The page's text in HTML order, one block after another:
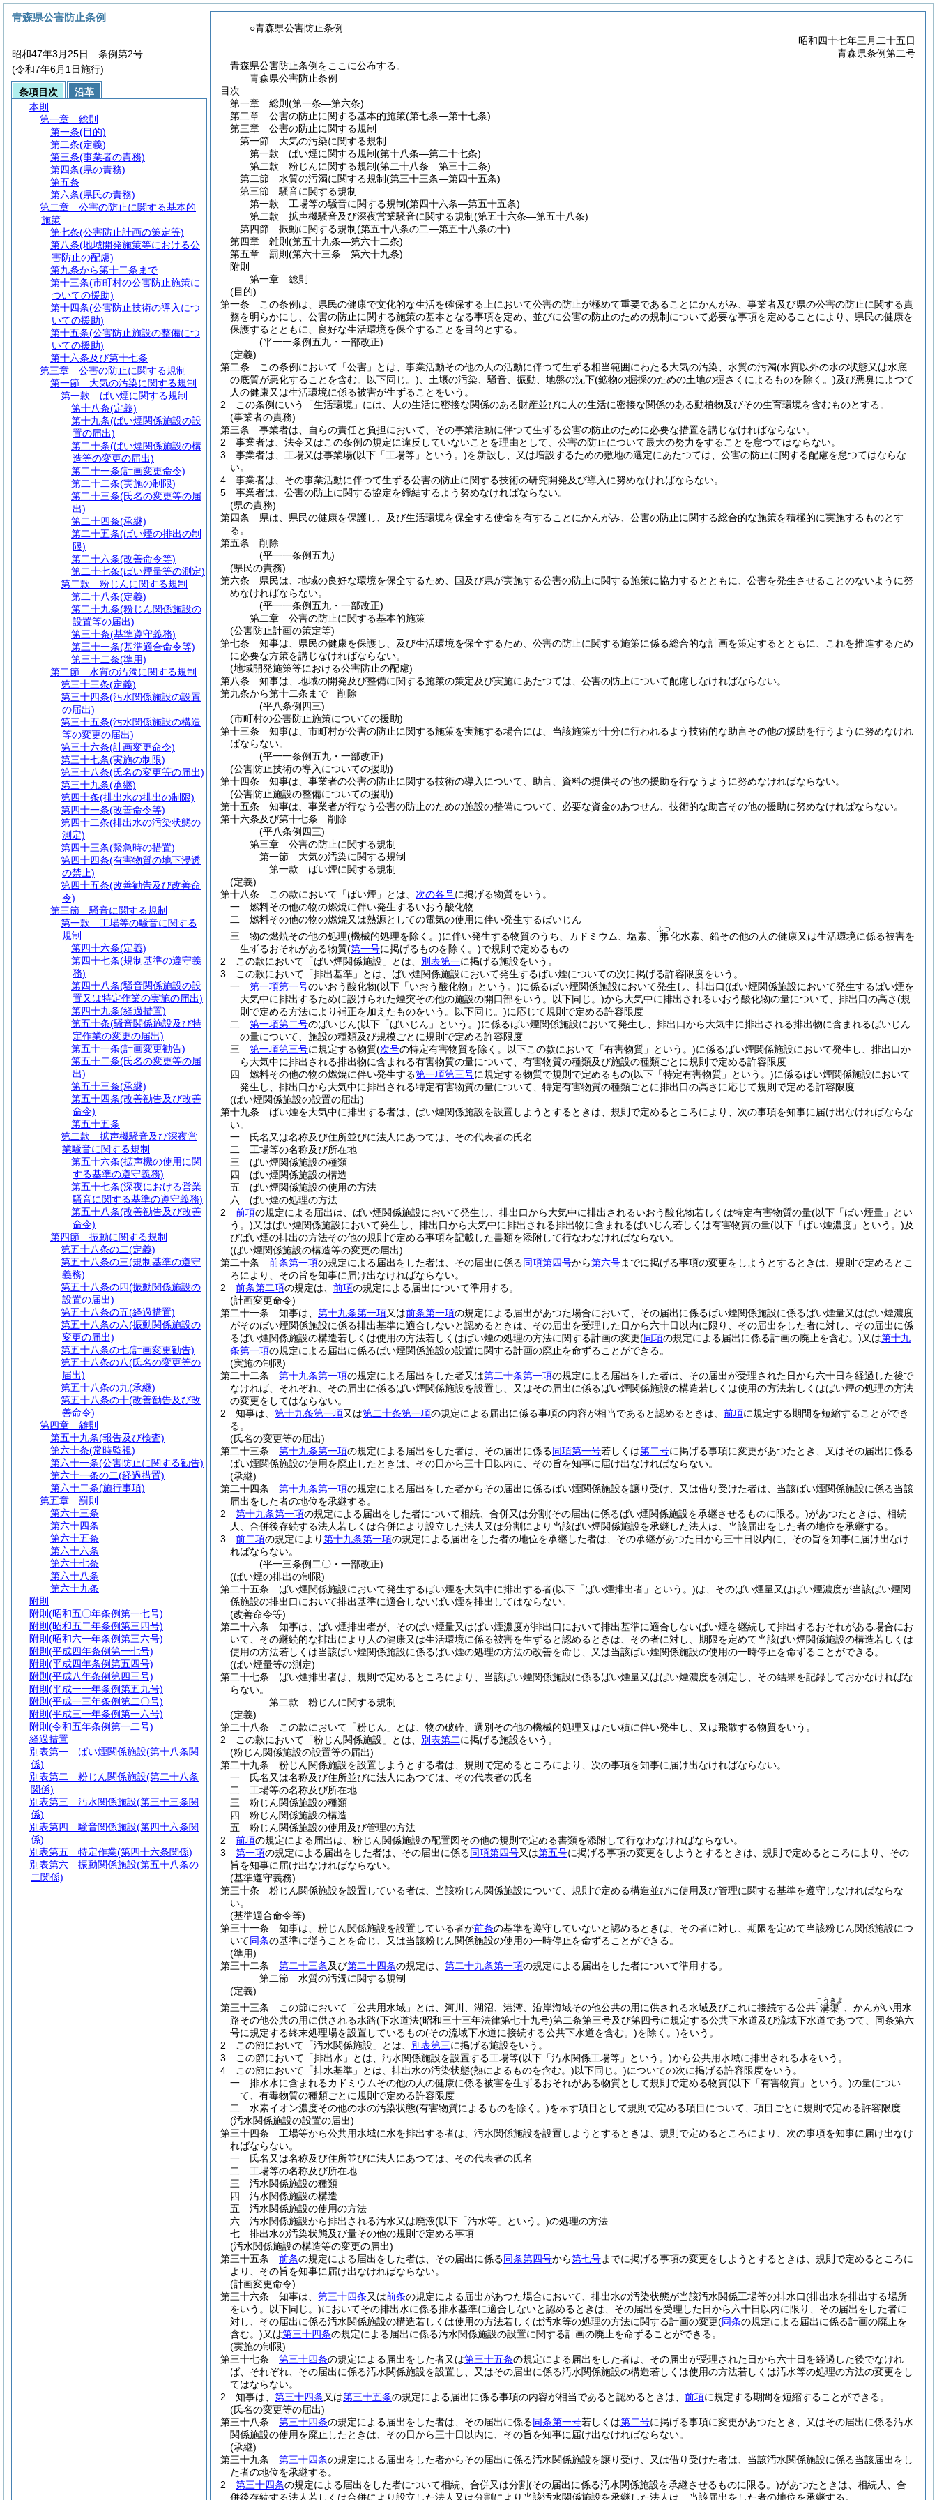
○青森県公害防止条例
昭和四十七年三月二十五日
青森県条例第二号
青森県公害防止条例をここに公布する。
青森県公害防止条例
目次
第一章
総則 (第一条―第六条)
第二章
公害の防止に関する基本的施策(第七条―第十七条)
第三章
公害の防止に関する規制
第一節
大気の汚染に関する規制
第一款
ばい煙に関する規制(第十八条―第二十七条)
第二款
粉じんに関する規制(第二十八条―第三十二条)
第二節
水質の汚濁に関する規制(第三十三条―第四十五条)
第三節
騒音に関する規制
第一款
工場等の騒音に関する規制(第四十六条―第五十五条)
第二款
拡声機騒音及び深夜営業騒音に関する規制(第五十六条―第五十八条)
第四節
振動に関する規制(第五十八条の二―第五十八条の十)
第四章
雑則 (第五十九条―第六十二条)
第五章
罰則 (第六十三条―第六十九条)
附則
第一章
総則
(目的)
第一条
この条例は、県民の健康で文化的な生活を確保する上において公害の防止が極めて重要であることにかんがみ、事業者及び県の公害の防止に関する責
務を明らかにし、公害の防止に関する施策の基本となる事項を定め、並びに公害の防止のための規制について必要な事項を定めることにより、県民の健康を
保護するとともに、良好な生活環境を保全することを目的とする。
(平一一条例五九・一部改正)
(定義)
第二条
この条例において「公害」とは、事業活動その他の人の活動に伴つて生ずる相当範囲にわたる大気の汚染、水質の汚濁(水質以外の水の状態又は水底
の底質が悪化することを含む。以下同じ。) 、土壌の汚染、騒音、振動、地盤の沈下(鉱物の掘採のための土地の掘さくによるものを除く。)及び悪臭によつて
人の健康又は生活環境に係る被害が生ずることをいう。
2
この条例にいう「生活環境」には、人の生活に密接な関係のある財産並びに人の生活に密接な関係のある動植物及びその生育環境を含むものとする。
(事業者の責務)
第三条
事業者は、自らの責任と負担において、その事業活動に伴つて生ずる公害の防止のために必要な措置を講じなければならない。
2
事業者は、法令又はこの条例の規定に違反していないことを理由として、公害の防止について最大の努力をすることを怠つてはならない。
3
事業者は、工場又は事業場(以下「工場等」という。)を新設し、又は増設するための敷地の選定にあたつては、公害の防止に関する配慮を怠つてはならな
い。
4
事業者は、その事業活動に伴つて生ずる公害の防止に関する技術の研究開発及び導入に努めなければならない。
5
事業者は、公害の防止に関する協定を締結するよう努めなければならない。
(県の責務)
第四条
県は、県民の健康を保護し、及び生活環境を保全する使命を有することにかんがみ、公害の防止に関する総合的な施策を積極的に実施するものとす
る。
第五条
削除
(平一一条例五九)
(県民の責務)
第六条
県民は、地域の良好な環境を保全するため、国及び県が実施する公害の防止に関する施策に協力するとともに、公害を発生させることのないように努
めなければならない。
(平一一条例五九・一部改正)
第二章
公害の防止に関する基本的施策
(公害防止計画の策定等)
第七条
知事は、県民の健康を保護し、及び生活環境を保全するため、公害の防止に関する施策に係る総合的な計画を策定するとともに、これを推進するため
に必要な方策を講じなければならない。
(地域開発施策等における公害防止の配慮)
第八条
知事は、地域の開発及び整備に関する施策の策定及び実施にあたつては、公害の防止について配慮しなければならない。
第九条から第十二条まで
削除
(平八条例四三)
(市町村の公害防止施策についての援助)
第十三条
知事は、市町村が公害の防止に関する施策を実施する場合には、当該施策が十分に行われるよう技術的な助言その他の援助を行うように努めなけれ
ばならない。
(平一一条例五九・一部改正)
(公害防止技術の導入についての援助)
第十四条
知事は、事業者の公害の防止に関する技術の導入について、助言、資料の提供その他の援助を行なうように努めなければならない。
(公害防止施設の整備についての援助)
第十五条
知事は、事業者が行なう公害の防止のための施設の整備について、必要な資金のあつせん、技術的な助言その他の援助に努めなければならない。
第十六条及び第十七条
削除
(平八条例四三)
第三章
公害の防止に関する規制
第一節
大気の汚染に関する規制
第一款
ばい煙に関する規制
(定義)
第十八条
この款において「ばい煙」とは、 次の各号に掲げる物質をいう。
一
燃料その他の物の燃焼に伴い発生するいおう酸化物
二
燃料その他の物の燃焼又は熱源としての電気の使用に伴い発生するばいじん
三
物の燃焼その他の処理(機械的処理を除く。)に伴い発生する物質のうち、カドミウム、塩素、 弗
ふつ
化水素、鉛その他の人の健康又は生活環境に係る被害を
生ずるおそれがある物質(第一号に掲げるものを除く。)で規則で定めるもの
2
この款において「ばい煙関係施設」とは、 別表第一に掲げる施設をいう。
3
この款において「排出基準」とは、ばい煙関係施設において発生するばい煙についての次に掲げる許容限度をいう。
一
第一項第一号のいおう酸化物(以下「いおう酸化物」という。)に係るばい煙関係施設において発生し、排出口(ばい煙関係施設において発生するばい煙を
大気中に排出するために設けられた煙突その他の施設の開口部をいう。以下同じ。)から大気中に排出されるいおう酸化物の量について、排出口の高さ(規
則で定める方法により補正を加えたものをいう。以下同じ。)に応じて規則で定める許容限度
二
第一項第二号のばいじん(以下「ばいじん」という。)に係るばい煙関係施設において発生し、排出口から大気中に排出される排出物に含まれるばいじん
の量について、施設の種類及び規模ごとに規則で定める許容限度
三
第一項第三号に規定する物質(次号の特定有害物質を除く。以下この款において「有害物質」という。)に係るばい煙関係施設において発生し、排出口か
ら大気中に排出される排出物に含まれる有害物質の量について、有害物質の種類及び施設の種類ごとに規則で定める許容限度
四
燃料その他の物の燃焼に伴い発生する第一項第三号に規定する物質で規則で定めるもの(以下「特定有害物質」という。)に係るばい煙関係施設において
発生し、排出口から大気中に排出される特定有害物質の量について、特定有害物質の種類ごとに排出口の高さに応じて規則で定める許容限度
(ばい煙関係施設の設置の届出)
第十九条
ばい煙を大気中に排出する者は、ばい煙関係施設を設置しようとするときは、規則で定めるところにより、次の事項を知事に届け出なければならな
い。
一
氏名又は名称及び住所並びに法人にあつては、その代表者の氏名
二
工場等の名称及び所在地
三
ばい煙関係施設の種類
四
ばい煙関係施設の構造
五
ばい煙関係施設の使用の方法
六
ばい煙の処理の方法
2
前項の規定による届出は、ばい煙関係施設において発生し、排出口から大気中に排出されるいおう酸化物若しくは特定有害物質の量(以下「ばい煙量」とい
う。)又はばい煙関係施設において発生し、排出口から大気中に排出される排出物に含まれるばいじん若しくは有害物質の量(以下「ばい煙濃度」という。)及
びばい煙の排出の方法その他の規則で定める事項を記載した書類を添附して行なわなければならない。
(ばい煙関係施設の構造等の変更の届出)
第二十条
前条第一項の規定による届出をした者は、その届出に係る同項第四号から第六号までに掲げる事項の変更をしようとするときは、規則で定めるとこ
ろにより、その旨を知事に届け出なければならない。
2
前条第二項の規定は、 前項の規定による届出について準用する。
(計画変更命令)
第二十一条
知事は、 第十九条第一項又は前条第一項の規定による届出があつた場合において、その届出に係るばい煙関係施設に係るばい煙量又はばい煙濃度
がそのばい煙関係施設に係る排出基準に適合しないと認めるときは、その届出を受理した日から六十日以内に限り、その届出をした者に対し、その届出に係
るばい煙関係施設の構造若しくは使用の方法若しくはばい煙の処理の方法に関する計画の変更(同項の規定による届出に係る計画の廃止を含む。)又は第十九
条第一項の規定による届出に係るばい煙関係施設の設置に関する計画の廃止を命ずることができる。
(実施の制限)
第二十二条
第十九条第一項の規定による届出をした者又は第二十条第一項の規定による届出をした者は、その届出が受理された日から六十日を経過した後で
なければ、それぞれ、その届出に係るばい煙関係施設を設置し、又はその届出に係るばい煙関係施設の構造若しくは使用の方法若しくはばい煙の処理の方法
の変更をしてはならない。
2
知事は、 第十九条第一項又は第二十条第一項の規定による届出に係る事項の内容が相当であると認めるときは、 前項に規定する期間を短縮することができ
る。
(氏名の変更等の届出)
第二十三条
第十九条第一項の規定による届出をした者は、その届出に係る同項第一号若しくは第二号に掲げる事項に変更があつたとき、又はその届出に係る
ばい煙関係施設の使用を廃止したときは、その日から三十日以内に、その旨を知事に届け出なければならない。
(承継)
第二十四条
第十九条第一項の規定による届出をした者からその届出に係るばい煙関係施設を譲り受け、又は借り受けた者は、当該ばい煙関係施設に係る当該
届出をした者の地位を承継する。
2
第十九条第一項の規定による届出をした者について相続、合併又は分割(その届出に係るばい煙関係施設を承継させるものに限る。)があつたときは、相続
人、合併後存続する法人若しくは合併により設立した法人又は分割により当該ばい煙関係施設を承継した法人は、当該届出をした者の地位を承継する。
3
前二項の規定により第十九条第一項の規定による届出をした者の地位を承継した者は、その承継があつた日から三十日以内に、その旨を知事に届け出なけ
ればならない。
(平一三条例二〇・一部改正)
(ばい煙の排出の制限)
第二十五条
ばい煙関係施設において発生するばい煙を大気中に排出する者(以下「ばい煙排出者」という。)は、そのばい煙量又はばい煙濃度が当該ばい煙関
係施設の排出口において排出基準に適合しないばい煙を排出してはならない。
(改善命令等)
第二十六条
知事は、ばい煙排出者が、そのばい煙量又はばい煙濃度が排出口において排出基準に適合しないばい煙を継続して排出するおそれがある場合にお
いて、その継続的な排出により人の健康又は生活環境に係る被害を生ずると認めるときは、その者に対し、期限を定めて当該ばい煙関係施設の構造若しくは
使用の方法若しくは当該ばい煙関係施設に係るばい煙の処理の方法の改善を命じ、又は当該ばい煙関係施設の使用の一時停止を命ずることができる。
(ばい煙量等の測定)
第二十七条
ばい煙排出者は、規則で定めるところにより、当該ばい煙関係施設に係るばい煙量又はばい煙濃度を測定し、その結果を記録しておかなければな
らない。
第二款
粉じんに関する規制
(定義)
第二十八条
この款において「粉じん」とは、物の破砕、選別その他の機械的処理又はたい積に伴い発生し、又は飛散する物質をいう。
2
この款において「粉じん関係施設」とは、 別表第二に掲げる施設をいう。
(粉じん関係施設の設置等の届出)
第二十九条
粉じん関係施設を設置しようとする者は、規則で定めるところにより、次の事項を知事に届け出なければならない。
一
氏名又は名称及び住所並びに法人にあつては、その代表者の氏名
二
工場等の名称及び所在地
三
粉じん関係施設の種類
四
粉じん関係施設の構造
五
粉じん関係施設の使用及び管理の方法
2
前項の規定による届出は、粉じん関係施設の配置図その他の規則で定める書類を添附して行なわなければならない。
3
第一項の規定による届出をした者は、その届出に係る同項第四号又は第五号に掲げる事項の変更をしようとするときは、規則で定めるところにより、その
旨を知事に届け出なければならない。
(基準遵守義務)
第三十条
粉じん関係施設を設置している者は、当該粉じん関係施設について、規則で定める構造並びに使用及び管理に関する基準を遵守しなければならな
い。
(基準適合命令等)
第三十一条
知事は、粉じん関係施設を設置している者が前条の基準を遵守していないと認めるときは、その者に対し、期限を定めて当該粉じん関係施設につ
いて同条の基準に従うことを命じ、又は当該粉じん関係施設の使用の一時停止を命ずることができる。
(準用)
第三十二条
第二十三条及び第二十四条の規定は、 第二十九条第一項の規定による届出をした者について準用する。
第二節
水質の汚濁に関する規制
(定義)
第三十三条
この節において「公共用水域」とは、河川、湖沼、港湾、沿岸海域その他公共の用に供される水域及びこれに接続する公共 溝渠
こうきよ
、かんがい用水
路その他公共の用に供される水路(下水道法(昭和三十三年法律第七十九号)第二条第三号及び第四号に規定する公共下水道及び流域下水道であつて、同条第六
号に規定する終末処理場を設置しているもの(その流域下水道に接続する公共下水道を含む。)を除く。)をいう。
2
この節において「汚水関係施設」とは、 別表第三に掲げる施設をいう。
3
この節において「排出水」とは、汚水関係施設を設置する工場等(以下「汚水関係工場等」という。)から公共用水域に排出される水をいう。
4
この節において「排水基準」とは、排出水の汚染状態(熱によるものを含む。)以下同じ。 )についての次に掲げる許容限度をいう。
一
排水水に含まれるカドミウムその他の人の健康に係る被害を生ずるおそれがある物質として規則で定める物質(以下「有害物質」という。)の量につい
て、有毒物質の種類ごとに規則で定める許容限度
二
水素イオン濃度その他の水の汚染状態(有害物質によるものを除く。)を示す項目として規則で定める項目について、項目ごとに規則で定める許容限度
(汚水関係施設の設置の届出)
第三十四条
工場等から公共用水域に水を排出する者は、汚水関係施設を設置しようとするときは、規則で定めるところにより、次の事項を知事に届け出なけ
ればならない。
一
氏名又は名称及び住所並びに法人にあつては、その代表者の氏名
二
工場等の名称及び所在地
三
汚水関係施設の種類
四
汚水関係施設の構造
五
汚水関係施設の使用の方法
六
汚水関係施設から排出される汚水又は廃液(以下「汚水等」という。)の処理の方法
七
排出水の汚染状態及び量その他の規則で定める事項
(汚水関係施設の構造等の変更の届出)
第三十五条
前条の規定による届出をした者は、その届出に係る同条第四号から第七号までに掲げる事項の変更をしようとするときは、規則で定めるところに
より、その旨を知事に届け出なければならない。
(計画変更命令)
第三十六条
知事は、 第三十四条又は前条の規定による届出があつた場合において、排出水の汚染状態が当該汚水関係工場等の排水口(排出水を排出する場所
をいう。以下同じ。)においてその排出水に係る排水基準に適合しないと認めるときは、その届出を受理した日から六十日以内に限り、その届出をした者に
対し、その届出に係る汚水関係施設の構造若しくは使用の方法若しくは汚水等の処理の方法に関する計画の変更(同条の規定による届出に係る計画の廃止を
含む。)又は第三十四条の規定による届出に係る汚水関係施設の設置に関する計画の廃止を命ずることができる。
(実施の制限)
第三十七条
第三十四条の規定による届出をした者又は第三十五条の規定による届出をした者は、その届出が受理された日から六十日を経過した後でなけれ
ば、それぞれ、その届出に係る汚水関係施設を設置し、又はその届出に係る汚水関係施設の構造若しくは使用の方法若しくは汚水等の処理の方法の変更をし
てはならない。
2
知事は、 第三十四条又は第三十五条の規定による届出に係る事項の内容が相当であると認めるときは、 前項に規定する期間を短縮することができる。
(氏名の変更等の届出)
第三十八条
第三十四条の規定による届出をした者は、その届出に係る同条第一号若しくは第二号に掲げる事項に変更があつたとき、又はその届出に係る汚水
関係施設の使用を廃止したときは、その日から三十日以内に、その旨を知事に届け出なければならない。
(承継)
第三十九条
第三十四条の規定による届出をした者からその届出に係る汚水関係施設を譲り受け、又は借り受けた者は、当該汚水関係施設に係る当該届出をし
た者の地位を承継する。
2
第三十四条の規定による届出をした者について相続、合併又は分割(その届出に係る汚水関係施設を承継させるものに限る。)があつたときは、相続人、合
併後存続する法人若しくは合併により設立した法人又は分割により当該汚水関係施設を承継した法人は、当該届出をした者の地位を承継する。
青森県公害防止条例
昭和47年3月25日 条例第2号
(令和7年6月1日施行)
条項目次
沿革
本則
第一章
総則
第一条(目的)
第二条(定義)
第三条(事業者の責務)
第四条(県の責務)
第五条
第六条(県民の責務)
第二章
公害の防止に関する基本的
施策
第七条(公害防止計画の策定等)
第八条(地域開発施策等における公
害防止の配慮)
第九条から第十二条まで
第十三条(市町村の公害防止施策に
ついての援助)
第十四条(公害防止技術の導入につ
いての援助)
第十五条(公害防止施設の整備につ
いての援助)
第十六条及び第十七条
第三章
公害の防止に関する規制
第一節
大気の汚染に関する規制
第一款
ばい煙に関する規制
第十八条(定義)
第十九条(ばい煙関係施設の設
置の届出)
第二十条(ばい煙関係施設の構
造等の変更の届出)
第二十一条(計画変更命令)
第二十二条(実施の制限)
第二十三条(氏名の変更等の届
出)
第二十四条(承継)
第二十五条(ばい煙の排出の制
限)
第二十六条(改善命令等)
第二十七条(ばい煙量等の測定)
第二款
粉じんに関する規制
第二十八条(定義)
第二十九条(粉じん関係施設の
設置等の届出)
第三十条(基準遵守義務)
第三十一条(基準適合命令等)
第三十二条(準用)
第二節
水質の汚濁に関する規制
第三十三条(定義)
第三十四条(汚水関係施設の設置
の届出)
第三十五条(汚水関係施設の構造
等の変更の届出)
第三十六条(計画変更命令)
第三十七条(実施の制限)
第三十八条(氏名の変更等の届出)
第三十九条(承継)
第四十条(排出水の排出の制限)
第四十一条(改善命令等)
第四十二条(排出水の汚染状態の
測定)
第四十三条(緊急時の措置)
第四十四条(有害物質の地下浸透
の禁止)
第四十五条(改善勧告及び改善命
令)
第三節
騒音に関する規制
第一款
工場等の騒音に関する
規制
第四十六条(定義)
第四十七条(規制基準の遵守義
務)
第四十八条(騒音関係施設の設
置又は特定作業の実施の届出)
第四十九条(経過措置)
第五十条(騒音関係施設及び特
定作業の変更の届出)
第五十一条(計画変更勧告)
第五十二条(氏名の変更等の届
出)
第五十三条(承継)
第五十四条(改善勧告及び改善
命令)
第五十五条
第二款
拡声機騒音及び深夜営
業騒音に関する規制
第五十六条(拡声機の使用に関
する基準の遵守義務)
第五十七条(深夜における営業
騒音に関する基準の遵守義務)
第五十八条(改善勧告及び改善
命令)
第四節
振動に関する規制
第五十八条の二(定義)
第五十八条の三(規制基準の遵守
義務)
第五十八条の四(振動関係施設の
設置の届出)
第五十八条の五(経過措置)
第五十八条の六(振動関係施設の
変更の届出)
第五十八条の七(計画変更勧告)
第五十八条の八(氏名の変更等の
届出)
第五十八条の九(承継)
第五十八条の十(改善勧告及び改
善命令)
第四章
雑則
第五十九条(報告及び検査)
第六十条(常時監視)
第六十一条(公害防止に関する勧告)
第六十一条の二(経過措置)
第六十二条(施行事項)
第五章
罰則
第六十三条
第六十四条
第六十五条
第六十六条
第六十七条
第六十八条
第六十九条
附則
附則 (昭和五〇年条例第一七号)
附則 (昭和五二年条例第三四号)
附則 (昭和六一年条例第三六号)
附則 (平成四年条例第一七号)
附則 (平成四年条例第五四号)
附則 (平成八年条例第四三号)
附則 (平成一一年条例第五九号)
附則 (平成一三年条例第二〇号)
附則 (平成三一年条例第一六号)
附則 (令和五年条例第一二号)
経過措置
別表第一 ばい煙関係施設(第十八条関
係)
別表第二
粉じん関係施設(第二十八条
関係)
別表第三 汚水関係施設(第三十三条関
係)
別表第四 騒音関係施設(第四十六条関
係)
別表第五 特定作業(第四十六条関係)
別表第六 振動関係施設(第五十八条の
二関係)